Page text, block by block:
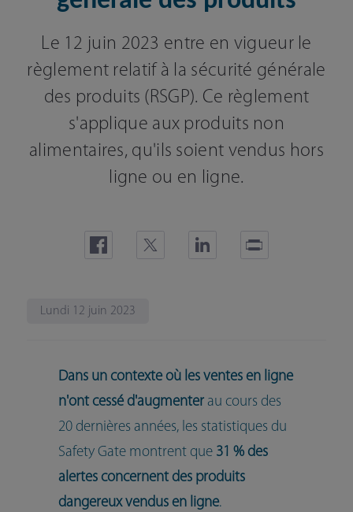
Le 12 juin 2023 entre en vigueur le
règlement relatif à la sécurité générale
des produits (RSGP). Ce règlement
s'applique aux produits non
alimentaires, qu'ils soient vendus hors
ligne ou en ligne.
Lundi 12 juin 2023
Dans un contexte où les ventes en ligne
n'ont cessé d'augmenterau cours des
20 dernières années, les statistiques du
Safety Gate montrent que 31 % des
alertes concernent des produits
dangereux vendus en ligne.